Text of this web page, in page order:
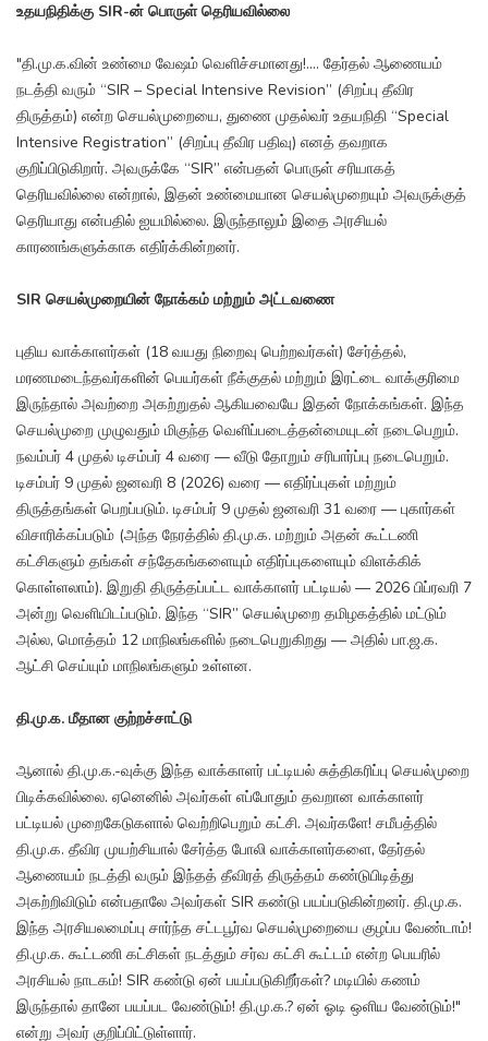
உதயநிதிக்கு SIR-ன் பொருள் தெரியவில்லை
"தி.மு.க.வின் உண்மை வேஷம் வெளிச்சமானது!.... தேர்தல் ஆணையம்
நடத்தி வரும் “SIR – Special Intensive Revision” (சிறப்பு தீவிர
திருத்தம்) என்ற செயல்முறையை, துணை முதல்வர் உதயநிதி “Special
Intensive Registration” (சிறப்பு தீவிர பதிவு) எனத் தவறாக
குறிப்பிடுகிறார். அவருக்கே “SIR” என்பதன் பொருள் சரியாகத்
தெரியவில்லை என்றால், இதன் உண்மையான செயல்முறையும் அவருக்குத்
தெரியாது என்பதில் ஐயமில்லை. இருந்தாலும் இதை அரசியல்
காரணங்களுக்காக எதிர்க்கின்றனர்.
SIR செயல்முறையின் நோக்கம் மற்றும் அட்டவணை
புதிய வாக்காளர்கள் (18 வயது நிறைவு பெற்றவர்கள்) சேர்த்தல்,
மரணமடைந்தவர்களின் பெயர்கள் நீக்குதல் மற்றும் இரட்டை வாக்குரிமை
இருந்தால் அவற்றை அகற்றுதல் ஆகியவையே இதன் நோக்கங்கள். இந்த
செயல்முறை முழுவதும் மிகுந்த வெளிப்படைத்தன்மையுடன் நடைபெறும்.
நவம்பர் 4 முதல் டிசம்பர் 4 வரை — வீடு தோறும் சரிபார்ப்பு நடைபெறும்.
டிசம்பர் 9 முதல் ஜனவரி 8 (2026) வரை — எதிர்ப்புகள் மற்றும்
திருத்தங்கள் பெறப்படும். டிசம்பர் 9 முதல் ஜனவரி 31 வரை — புகார்கள்
விசாரிக்கப்படும் (அந்த நேரத்தில் தி.மு.க. மற்றும் அதன் கூட்டணி
கட்சிகளும் தங்கள் சந்தேகங்களையும் எதிர்ப்புகளையும் விளக்கிக்
கொள்ளலாம்). இறுதி திருத்தப்பட்ட வாக்காளர் பட்டியல் — 2026 பிப்ரவரி 7
அன்று வெளியிடப்படும். இந்த “SIR” செயல்முறை தமிழகத்தில் மட்டும்
அல்ல, மொத்தம் 12 மாநிலங்களில் நடைபெறுகிறது — அதில் பா.ஜ.க.
ஆட்சி செய்யும் மாநிலங்களும் உள்ளன.
தி.மு.க. மீதான குற்றச்சாட்டு
ஆனால் தி.மு.க.-வுக்கு இந்த வாக்காளர் பட்டியல் சுத்திகரிப்பு செயல்முறை
பிடிக்கவில்லை. ஏனெனில் அவர்கள் எப்போதும் தவறான வாக்காளர்
பட்டியல் முறைகேடுகளால் வெற்றிபெறும் கட்சி. அவர்களே! சமீபத்தில்
தி.மு.க. தீவிர முயற்சியால் சேர்த்த போலி வாக்காளர்களை, தேர்தல்
ஆணையம் நடத்தி வரும் இந்தத் தீவிரத் திருத்தம் கண்டுபிடித்து
அகற்றிவிடும் என்பதாலே அவர்கள் SIR கண்டு பயப்படுகின்றனர். தி.மு.க.
இந்த அரசியலமைப்பு சார்ந்த சட்டபூர்வ செயல்முறையை குழப்ப வேண்டாம்!
தி.மு.க. கூட்டணி கட்சிகள் நடத்தும் சர்வ கட்சி கூட்டம் என்ற பெயரில்
அரசியல் நாடகம்! SIR கண்டு ஏன் பயப்படுகிறீர்கள்? மடியில் கணம்
இருந்தால் தானே பயப்பட வேண்டும்! தி.மு.க.? ஏன் ஓடி ஒளிய வேண்டும்!"
என்று அவர் குறிப்பிட்டுள்ளார்.